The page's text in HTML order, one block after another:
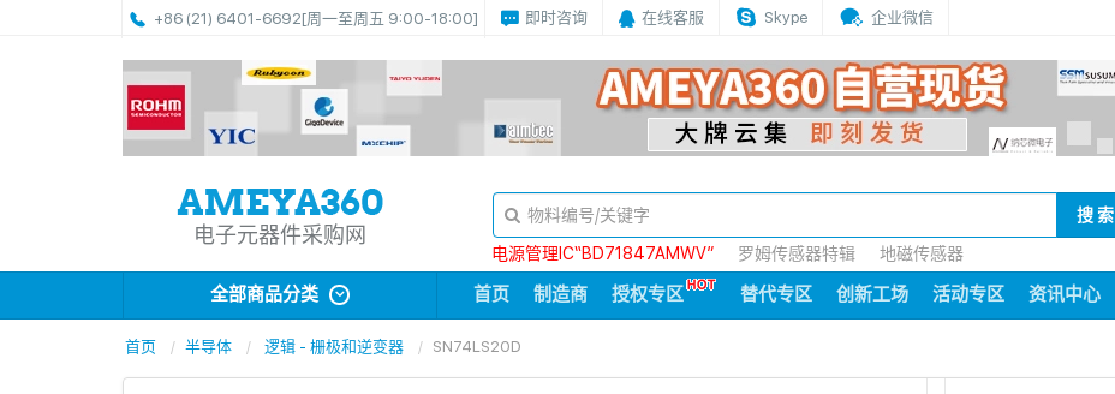
+86 (21) 6401-6692[周一至周五 9:00-18:00] 即时咨询 在线客服 Skype 企业微信
电子元器件采购网
搜 索
电源管理IC“BD71847AMWV”
罗姆传感器特辑 地磁传感器
全部商品分类 首页 制造商 授权专区 替代专区 创新工场 活动专区 资讯中心
首页 半导体 逻辑 - 栅极和逆变器 SN74LS20D